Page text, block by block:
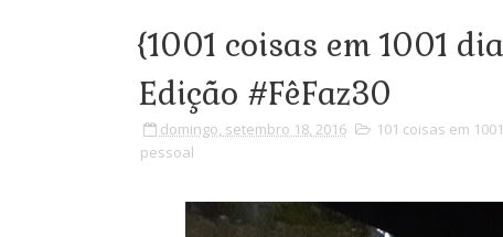
{1001 coisas em 1001
Edição #FêFaz30
domingo, setembro 18, 2016 101 coisas em
pessoal